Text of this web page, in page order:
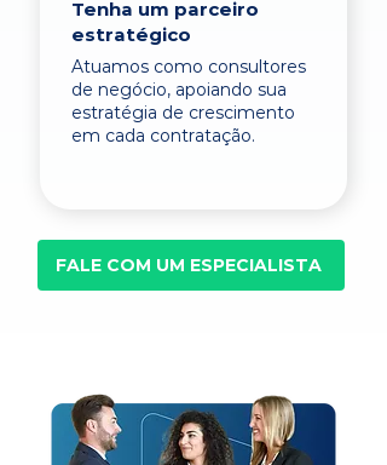
Tenha um parceiro
estratégico
Atuamos como consultores
de negócio, apoiando sua
estratégia de crescimento
em cada contratação.
FALE COM UM ESPECIALISTA